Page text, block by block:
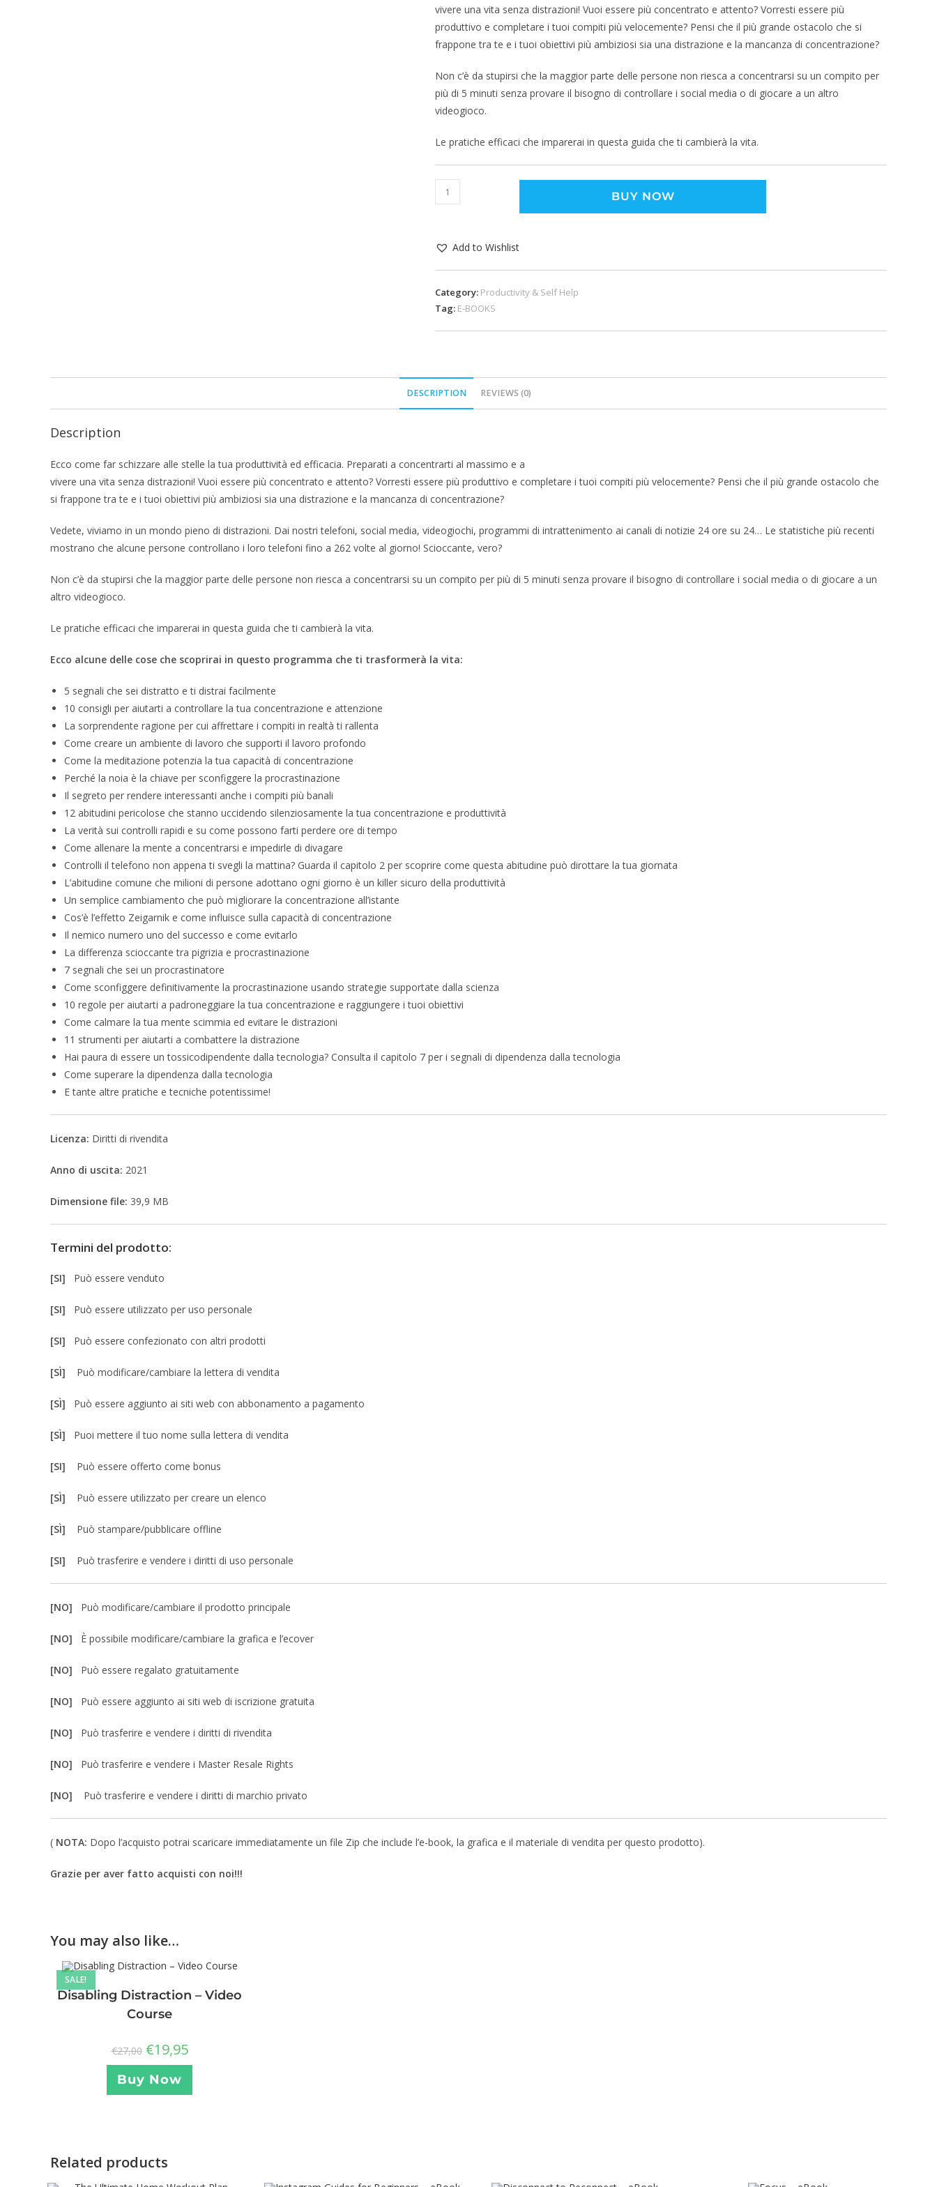
vivere una vita senza distrazioni! Vuoi essere più concentrato e attento? Vorresti essere più
produttivo e completare i tuoi compiti più velocemente? Pensi che il più grande ostacolo che si
frappone tra te e i tuoi obiettivi più ambiziosi sia una distrazione e la mancanza di concentrazione?
Non c’è da stupirsi che la maggior parte delle persone non riesca a concentrarsi su un compito per
più di 5 minuti senza provare il bisogno di controllare i social media o di giocare a un altro
videogioco.
Le pratiche efficaci che imparerai in questa guida che ti cambierà la vita.
BUY NOW
Add to Wishlist
Category: Productivity & Self Help
Tag: E-BOOKS
DESCRIPTION REVIEWS (0)
Description
Ecco come far schizzare alle stelle la tua produttività ed efficacia. Preparati a concentrarti al massimo e a
vivere una vita senza distrazioni! Vuoi essere più concentrato e attento? Vorresti essere più produttivo e completare i tuoi compiti più velocemente? Pensi che il più grande ostacolo che
si frappone tra te e i tuoi obiettivi più ambiziosi sia una distrazione e la mancanza di concentrazione?
Vedete, viviamo in un mondo pieno di distrazioni. Dai nostri telefoni, social media, videogiochi, programmi di intrattenimento ai canali di notizie 24 ore su 24… Le statistiche più recenti
mostrano che alcune persone controllano i loro telefoni fino a 262 volte al giorno! Scioccante, vero?
Non c’è da stupirsi che la maggior parte delle persone non riesca a concentrarsi su un compito per più di 5 minuti senza provare il bisogno di controllare i social media o di giocare a un
altro videogioco.
Le pratiche efficaci che imparerai in questa guida che ti cambierà la vita.
Ecco alcune delle cose che scoprirai in questo programma che ti trasformerà la vita:
5 segnali che sei distratto e ti distrai facilmente
10 consigli per aiutarti a controllare la tua concentrazione e attenzione
La sorprendente ragione per cui affrettare i compiti in realtà ti rallenta
Come creare un ambiente di lavoro che supporti il ​​lavoro profondo
Come la meditazione potenzia la tua capacità di concentrazione
Perché la noia è la chiave per sconfiggere la procrastinazione
Il segreto per rendere interessanti anche i compiti più banali
12 abitudini pericolose che stanno uccidendo silenziosamente la tua concentrazione e produttività
La verità sui controlli rapidi e su come possono farti perdere ore di tempo
Come allenare la mente a concentrarsi e impedirle di divagare
Controlli il telefono non appena ti svegli la mattina? Guarda il capitolo 2 per scoprire come questa abitudine può dirottare la tua giornata
L’abitudine comune che milioni di persone adottano ogni giorno è un killer sicuro della produttività
Un semplice cambiamento che può migliorare la concentrazione all’istante
Cos’è l’effetto Zeigarnik e come influisce sulla capacità di concentrazione
Il nemico numero uno del successo e come evitarlo
La differenza scioccante tra pigrizia e procrastinazione
7 segnali che sei un procrastinatore
Come sconfiggere definitivamente la procrastinazione usando strategie supportate dalla scienza
10 regole per aiutarti a padroneggiare la tua concentrazione e raggiungere i tuoi obiettivi
Come calmare la tua mente scimmia ed evitare le distrazioni
11 strumenti per aiutarti a combattere la distrazione
Hai paura di essere un tossicodipendente dalla tecnologia? Consulta il capitolo 7 per i segnali di dipendenza dalla tecnologia
Come superare la dipendenza dalla tecnologia
E tante altre pratiche e tecniche potentissime!
Licenza: Diritti di rivendita
Anno di uscita: 2021
Dimensione file: 39,9 MB
Termini del prodotto:
[SI] Può essere venduto
[SI] Può essere utilizzato per uso personale
[SI] Può essere confezionato con altri prodotti
[SÌ] Può modificare/cambiare la lettera di vendita
[SÌ] Può essere aggiunto ai siti web con abbonamento a pagamento
[SÌ] Puoi mettere il tuo nome sulla lettera di vendita
[SI] Può essere offerto come bonus
[SÌ] Può essere utilizzato per creare un elenco
[SÌ] Può stampare/pubblicare offline
[SI] Può trasferire e vendere i diritti di uso personale
[NO] Può modificare/cambiare il prodotto principale
[NO] È possibile modificare/cambiare la grafica e l’ecover
[NO] Può essere regalato gratuitamente
[NO] Può essere aggiunto ai siti web di iscrizione gratuita
[NO] Può trasferire e vendere i diritti di rivendita
[NO] Può trasferire e vendere i Master Resale Rights
[NO] Può trasferire e vendere i diritti di marchio privato
( NOTA: Dopo l’acquisto potrai scaricare immediatamente un file Zip che include l’e-book, la grafica e il materiale di vendita per questo prodotto).
Grazie per aver fatto acquisti con noi!!!
You may also like…
SALE!
Disabling Distraction – Video
Course
€27,00 €19,95
Buy Now
Related products